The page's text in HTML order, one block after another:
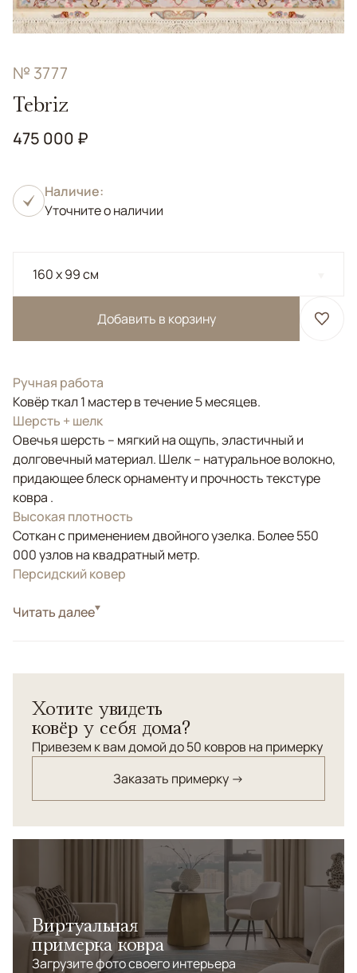
№ 3777
Tebriz
475 000 ₽
Наличие:
Уточните о наличии
160 x 99 см
Добавить в корзину
Ручная работа
Ковёр ткал 1 мастер в течение 5 месяцев.
Шерсть + шелк
Овечья шерсть – мягкий на ощупь, эластичный и
долговечный материал. Шелк – натуральное волокно,
придающее блеск орнаменту и прочность текстуре
ковра .
Высокая плотность
Соткан с применением двойного узелка. Более 550
000 узлов на квадратный метр.
Персидский ковер
СтильКлассические
Читать далее
Хотите увидеть
ковёр у себя дома?
Привезем к вам домой до 50 ковров на примерку
Заказать примерку →
Виртуальная
примерка ковра
Загрузите фото своего интерьера